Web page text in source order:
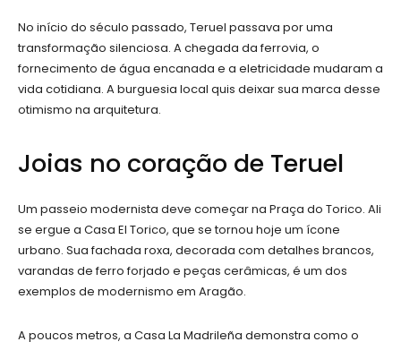
No início do século passado, Teruel passava por uma
transformação silenciosa. A chegada da ferrovia, o
fornecimento de água encanada e a eletricidade mudaram a
vida cotidiana. A burguesia local quis deixar sua marca desse
otimismo na arquitetura.
Joias no coração de Teruel
Um passeio modernista deve começar na Praça do Torico. Ali
se ergue a Casa El Torico, que se tornou hoje um ícone
urbano. Sua fachada roxa, decorada com detalhes brancos,
varandas de ferro forjado e peças cerâmicas, é um dos
exemplos de modernismo em Aragão.
A poucos metros, a Casa La Madrileña demonstra como o